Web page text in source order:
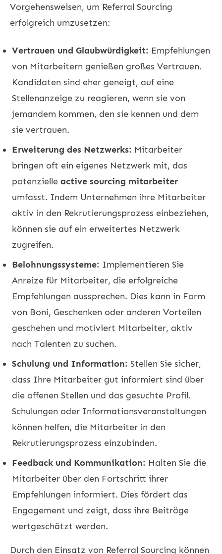
Vorgehensweisen, um Referral Sourcing
erfolgreich umzusetzen:
Vertrauen und Glaubwürdigkeit: Empfehlungen
von Mitarbeitern genießen großes Vertrauen.
Kandidaten sind eher geneigt, auf eine
Stellenanzeige zu reagieren, wenn sie von
jemandem kommen, den sie kennen und dem
sie vertrauen.
Erweiterung des Netzwerks: Mitarbeiter
bringen oft ein eigenes Netzwerk mit, das
potenzielle active sourcing mitarbeiter
umfasst. Indem Unternehmen ihre Mitarbeiter
aktiv in den Rekrutierungsprozess einbeziehen,
können sie auf ein erweitertes Netzwerk
zugreifen.
Belohnungssysteme: Implementieren Sie
Anreize für Mitarbeiter, die erfolgreiche
Empfehlungen aussprechen. Dies kann in Form
von Boni, Geschenken oder anderen Vorteilen
geschehen und motiviert Mitarbeiter, aktiv
nach Talenten zu suchen.
Schulung und Information: Stellen Sie sicher,
dass Ihre Mitarbeiter gut informiert sind über
die offenen Stellen und das gesuchte Profil.
Schulungen oder Informationsveranstaltungen
können helfen, die Mitarbeiter in den
Rekrutierungsprozess einzubinden.
Feedback und Kommunikation: Halten Sie die
Mitarbeiter über den Fortschritt ihrer
Empfehlungen informiert. Dies fördert das
Engagement und zeigt, dass ihre Beiträge
wertgeschätzt werden.
Durch den Einsatz von Referral Sourcing können